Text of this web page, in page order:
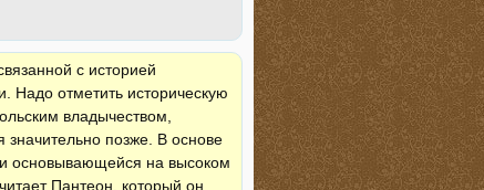
с историей
Надо отметить историческую
владычеством,
значительно позже. В основе
основывающейся на высоком
Пантеон, который он